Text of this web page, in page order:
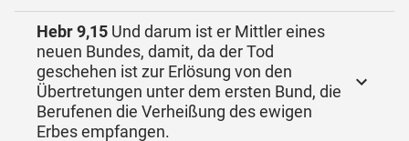
Hebr 9,15 Und darum ist er Mittler eines
neuen Bundes, damit, da der Tod
geschehen ist zur Erlösung von den
Übertretungen unter dem ersten Bund, die
Berufenen die Verheißung des ewigen
Erbes empfangen.